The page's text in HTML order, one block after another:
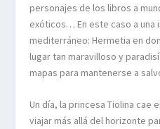
personajes de los libros a
exóticos… En este caso a una
mediterráneo: Hermetia en
lugar tan maravilloso y
mapas para mantenerse a
Un día, la princesa Tiolina cae
viajar más allá del horizonte